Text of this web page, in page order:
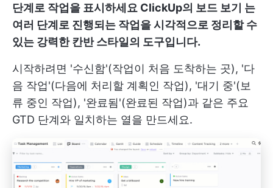
단계로 작업을 표시하세요 ClickUp의 보드 보기 는
여러 단계로 진행되는 작업을 시각적으로 정리할 수
있는 강력한 칸반 스타일의 도구입니다.
시작하려면 '수신함'(작업이 처음 도착하는 곳), '다
음 작업'(다음에 처리할 계획인 작업), '대기 중'(보
류 중인 작업), '완료됨'(완료된 작업)과 같은 주요
GTD 단계와 일치하는 열을 만드세요.